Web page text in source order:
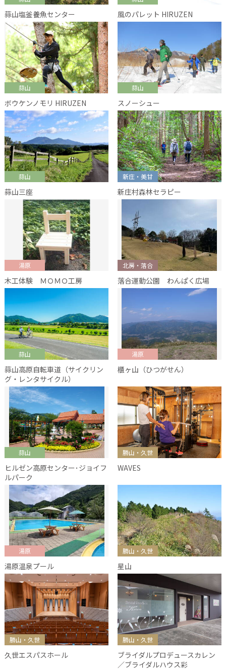
蒜山塩釜養魚センター 風のパレット HIRUZEN
蒜山
ボウケンノモリ HIRUZEN
蒜山
スノーシュー
蒜山
蒜山三座
新庄・美甘
新庄村森林セラピー
湯原
木工体験 ＭＯＭＯ工房
北房・落合
落合運動公園 わんぱく広場
蒜山
蒜山高原自転車道（サイクリン
グ・レンタサイクル）
湯原
櫃ヶ山（ひつがせん）
蒜山
ヒルゼン高原センター･ジョイフ
ルパーク
勝山・久世
WAVES
湯原
湯原温泉プール
勝山・久世
星山
勝山・久世
久世エスパスホール
勝山・久世
ブライダルプロデュースカレン
／ブライダルハウス彩